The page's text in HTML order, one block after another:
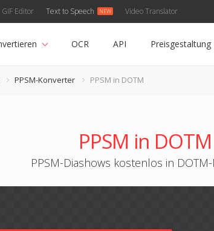
GIF Editor Text to Speech Video Translator
OCR API Preisgestaltung
PPSM-Konverter PPSM in DOTM
PPSM in
PPSM-Diashows kostenlos in